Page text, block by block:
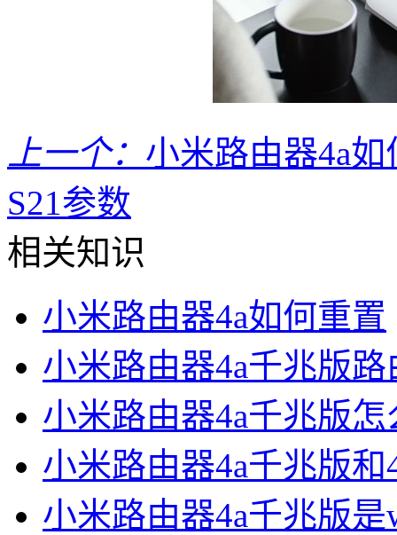
上一个： 小米路由器4a如
S21参数
相关知识
小米路由器4a如何重置
小米路由器4a千兆版
小米路由器4a千兆版
小米路由器4a千兆版和
小米路由器4a千兆版